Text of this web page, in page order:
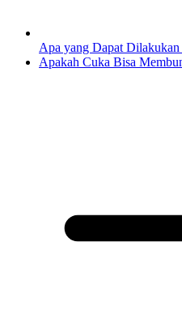
Apa yang Dapat
Apakah Cuka Bisa